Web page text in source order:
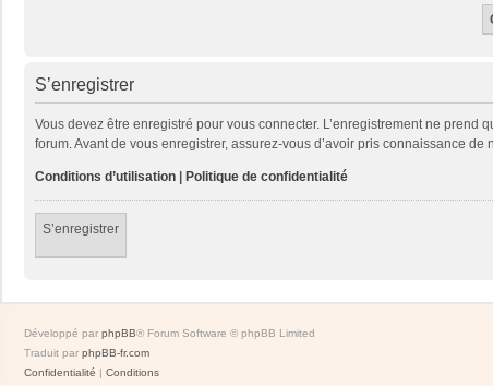
S’enregistrer
Vous devez être enregistré pour vous connecter. L’enregistrement ne
forum. Avant de vous enregistrer, assurez-vous d’avoir pris connaissance
Conditions d’utilisation Politique de confidentialité
S’enregistrer
Développé par phpBB® Forum Software © phpBB Limited
Traduit par phpBB-fr.com
Confidentialité | Conditions